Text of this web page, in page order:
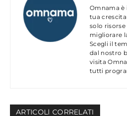
Omnama è
tua crescita
solo
migliorare
Scegli il
dal nostro
visita
tutti
ARTICOLl CORRELATI